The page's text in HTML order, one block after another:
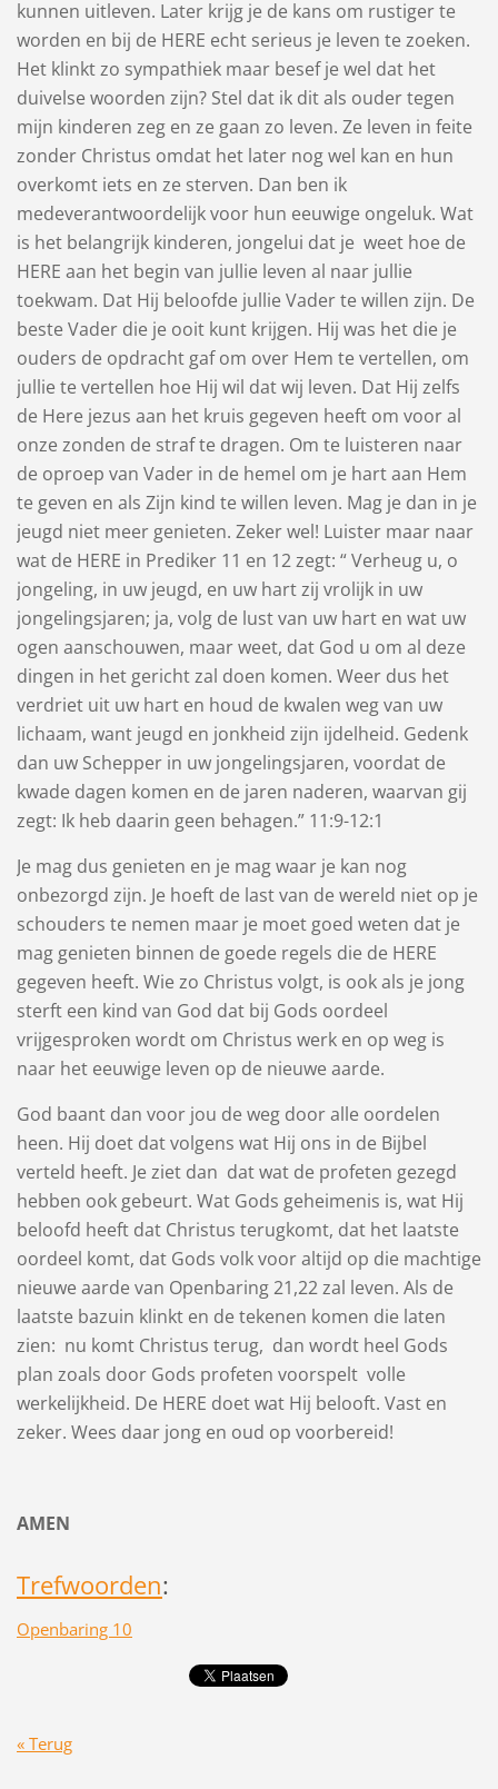
kunnen uitleven. Later krijg je de kans om rustiger te
worden en bij de HERE echt serieus je leven te zoeken.
Het klinkt zo sympathiek maar besef je wel dat het
duivelse woorden zijn? Stel dat ik dit als ouder tegen
mijn kinderen zeg en ze gaan zo leven. Ze leven in feite
zonder Christus omdat het later nog wel kan en hun
overkomt iets en ze sterven. Dan ben ik
medeverantwoordelijk voor hun eeuwige ongeluk. Wat
is het belangrijk kinderen, jongelui dat je weet hoe de
HERE aan het begin van jullie leven al naar jullie
toekwam. Dat Hij beloofde jullie Vader te willen zijn. De
beste Vader die je ooit kunt krijgen. Hij was het die je
ouders de opdracht gaf om over Hem te vertellen, om
jullie te vertellen hoe Hij wil dat wij leven. Dat Hij zelfs
de Here jezus aan het kruis gegeven heeft om voor al
onze zonden de straf te dragen. Om te luisteren naar
de oproep van Vader in de hemel om je hart aan Hem
te geven en als Zijn kind te willen leven. Mag je dan in je
jeugd niet meer genieten. Zeker wel! Luister maar naar
wat de HERE in Prediker 11 en 12 zegt: “ Verheug u, o
jongeling, in uw jeugd, en uw ​hart​ zij vrolijk in uw
jongelingsjaren; ja, volg de lust van uw ​hart​ en wat uw
ogen aanschouwen, maar weet, dat God u om al deze
dingen in het gericht zal doen komen. Weer dus het
verdriet uit uw ​hart​ en houd de kwalen weg van uw
lichaam, want jeugd en jonkheid zijn ijdelheid. Gedenk
dan uw Schepper in uw jongelingsjaren, voordat de
kwade dagen komen en de jaren naderen, waarvan gij
zegt: Ik heb daarin geen behagen.” 11:9-12:1
Je mag dus genieten en je mag waar je kan nog
onbezorgd zijn. Je hoeft de last van de wereld niet op je
schouders te nemen maar je moet goed weten dat je
mag genieten binnen de goede regels die de HERE
gegeven heeft. Wie zo Christus volgt, is ook als je jong
sterft een kind van God dat bij Gods oordeel
vrijgesproken wordt om Christus werk en op weg is
naar het eeuwige leven op de nieuwe aarde.
God baant dan voor jou de weg door alle oordelen
heen. Hij doet dat volgens wat Hij ons in de Bijbel
verteld heeft. Je ziet dan dat wat de profeten gezegd
hebben ook gebeurt. Wat Gods geheimenis is, wat Hij
beloofd heeft dat Christus terugkomt, dat het laatste
oordeel komt, dat Gods volk voor altijd op die machtige
nieuwe aarde van Openbaring 21,22 zal leven. Als de
laatste bazuin klinkt en de tekenen komen die laten
zien: nu komt Christus terug, dan wordt heel Gods
plan zoals door Gods profeten voorspelt volle
werkelijkheid. De HERE doet wat Hij belooft. Vast en
zeker. Wees daar jong en oud op voorbereid!
AMEN
Trefwoorden:
Openbaring 10
« Terug